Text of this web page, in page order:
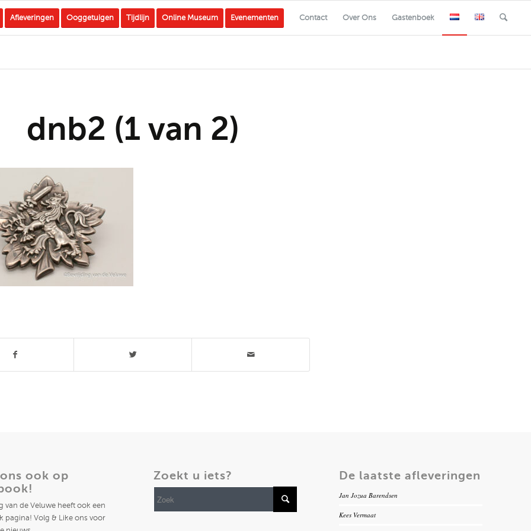
Afleveringen Ooggetuigen Tijdlijn Online Museum Evenementen Contact Over Ons Gastenboek
dnb2 (1 van 2)
ook op
van de Veluwe heeft ook een
pagina! Volg & Like ons voor
Zoekt u iets? De laatste afleveringen
Jan Jozua Barendsen
Kees Vermaat